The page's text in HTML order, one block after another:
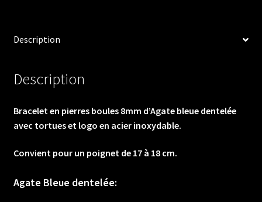
dentelée
et
en
acier
Description
Description
Bracelet en pierres boules 8mm d’Agate bleue dentelée
avec tortues et logo en acier inoxydable.
Convient pour un poignet de 17 à 18 cm.
Agate Bleue dentelée: